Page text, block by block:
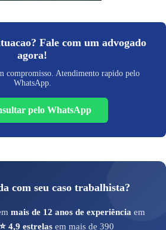
Fale com um advogado
agora!
compromisso. Atendimento rapido pelo
WhatsApp.
pelo WhatsApp
com seu caso trabalhista?
mais de 12 anos de experiência em
⭐ 4,9 estrelas em mais de 390